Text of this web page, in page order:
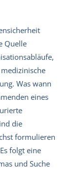
Quelle
Was wann
eines
die
formulieren
folgt eine
und Suche